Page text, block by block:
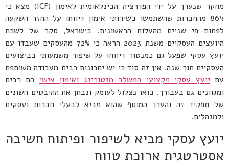
מחקר שנערך על ידי הפדרציה הבינלאומית לאימון (ICF) מצא כי
86% מהחברות שהשתמשו בשירותי אימון דיווחו על החזר השקעה
לפחות פי שניים מהעלות הראשונית. בישראל, סקר של לשכת
היועצים העסקיים משנת 2023 הראה כי 72% מהעסקים שעבדו עם
יועץ עסקי שפעל גם כמנטור דיווחו על שיפור משמעותי בביצועים
העסקיים תוך שנה. אין זה סוד כי יש יתרונות רבים מעבודה משותפת
עם יועץ עסקי מקצועי המשלב מנטורינג ואימון אישי הם רבים
ומגוונים גם בעבורך. בואו נצלול לעומק ונבחן את ההיבטים השונים
של תפקיד זה והערך המוסף שהוא מביא לבעלי חברות ועסקים
ולמנהלים.
יועץ עסקי מביא לשיפור ופיתוח חשיבה
אסטרטגית ארוכת טווח